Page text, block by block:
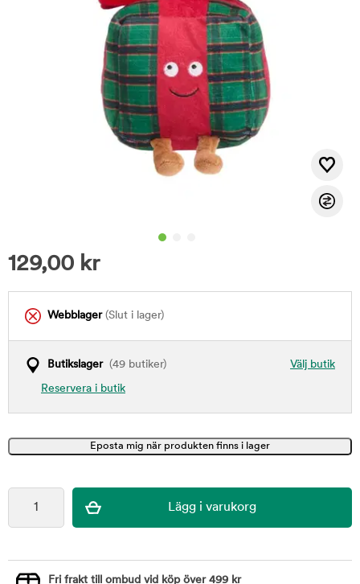
129,00 kr
Webblager(Slut i lager)
Välj butik
Butikslager(49 butiker)
Reservera i butik
Fri frakt till ombud vid köp över 499 kr